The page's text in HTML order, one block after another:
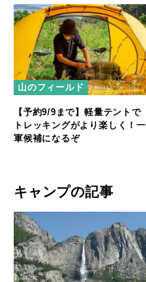
山のフィールド
【予約9/9まで】軽量テントで
トレッキングがより楽しく！一
軍候補になるぞ
キャンプの記事